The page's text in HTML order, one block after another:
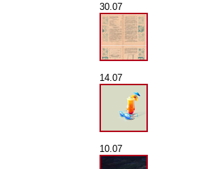
30.07
14.07
10.07